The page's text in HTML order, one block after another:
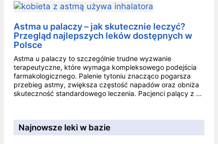
Astma u palaczy – jak skutecznie leczyć?
Przegląd najlepszych leków dostępnych w
Polsce
Astma u palaczy to szczególnie trudne wyzwanie
terapeutyczne, które wymaga kompleksowego podejścia
farmakologicznego. Palenie tytoniu znacząco pogarsza
przebieg astmy, zwiększa częstość napadów oraz obniża
skuteczność standardowego leczenia. Pacjenci palący z …
Najnowsze leki w bazie